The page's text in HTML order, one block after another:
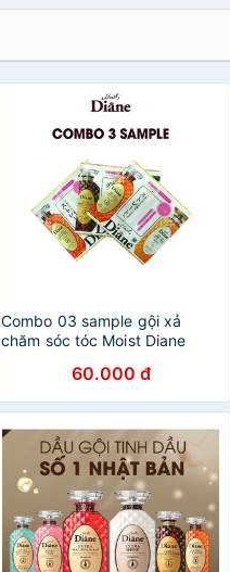
Combo 03 sample gội xả
chăm sóc tóc Moist Diane
60.000 đ